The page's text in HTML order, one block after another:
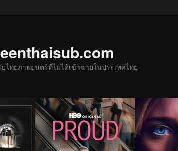
ไทยภาพยนตร์ที่ไม่ได้เข้าฉายในประเทศไทย